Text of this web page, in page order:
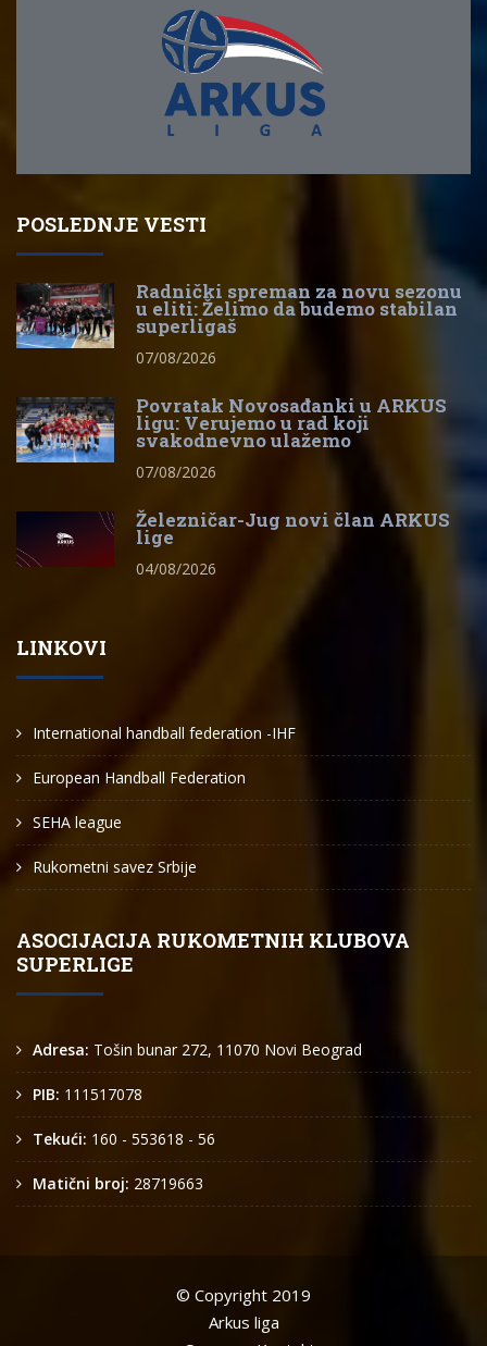
POSLEDNJE VESTI
Radnički spreman za novu sezonu
u eliti: Želimo da budemo stabilan
superligaš
07/08/2026
Povratak Novosađanki u ARKUS
ligu: Verujemo u rad koji
svakodnevno ulažemo
07/08/2026
Železničar-Jug novi član ARKUS
lige
04/08/2026
LINKOVI
International handball federation -IHF
European Handball Federation
SEHA league
Rukometni savez Srbije
ASOCIJACIJA RUKOMETNIH KLUBOVA
SUPERLIGE
Adresa: Tošin bunar 272, 11070 Novi Beograd
PIB: 111517078
Tekući: 160 - 553618 - 56
Matični broj: 28719663
© Copyright 2019
Arkus liga